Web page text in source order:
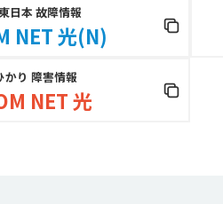
日本 故障情報
NET 光(N)
かり 障害情報
NET 光